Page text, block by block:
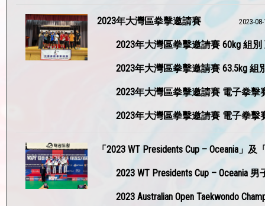
2023年大灣區拳擊邀請賽 2023-
2023年大灣區拳擊邀請賽 60kg 組別
2023年大灣區拳擊邀請賽 63.5kg 組
2023年大灣區拳擊邀請賽 電子拳擊
2023年大灣區拳擊邀請賽 電子拳擊
「2023 WT Presidents Cup – Oceania」及
2023 WT Presidents Cup – Oceania
2023 Australian Open Taekwondo